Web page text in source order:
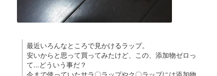
最近いろんなところで見かけるラップ。
安いからと思って買ってみたけど、この、添加物ゼロっ
て...どういう事だ？